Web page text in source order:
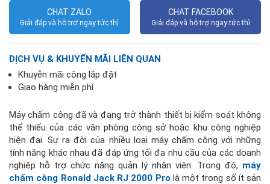
CHAT ZALO
Giải đáp và hỗ trợ ngay tức thì
CHAT FACEBOOK
Giải đáp và hỗ trợ ngay tức thì
DỊCH VỤ & KHUYẾN MÃI LIÊN QUAN
Khuyễn mãi công lắp đặt
Giao hàng miễn phí
Máy chấm công đã và đang trở thành thiết bị kiểm soát không
thể thiếu của các văn phòng công sở hoặc khu công nghiệp
hiện đại. Sự ra đời của nhiều loại máy chấm công với những
tính năng khác nhau đã đáp ứng tối đa nhu cầu của các doanh
nghiệp hỗ trợ chức năng quản lý nhân viên. Trong đó, máy
chấm công Ronald Jack RJ 2000 Pro là một trong số ít sản